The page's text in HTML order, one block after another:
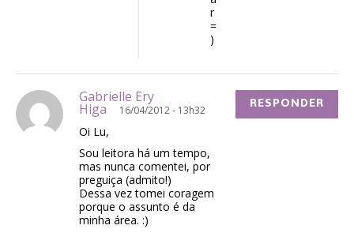
r
=
)
Gabrielle Ery
Higa 16/04/2012 - 13h32
Oi Lu,
Sou leitora há um tempo,
mas nunca comentei, por
preguiça (admito!)
Dessa vez tomei coragem
porque o assunto é da
minha área. :)
RESPONDER